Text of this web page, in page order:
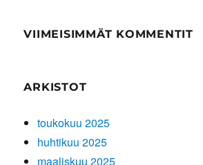
VIIMEISIMMÄT KOMMENTIT
ARKISTOT
toukokuu 2025
huhtikuu 2025
maaliskuu 2025